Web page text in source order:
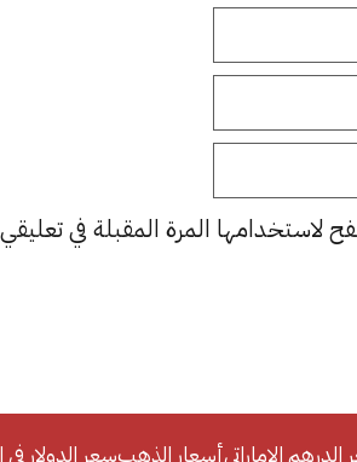
لاستخدامها المرة المقبلة في
الإماراتيأسعار الذهبسعر الدولار